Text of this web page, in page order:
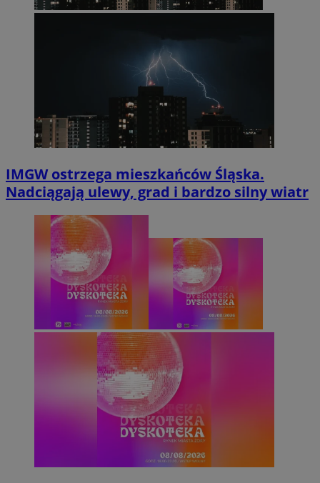
IMGW ostrzega mieszkańców Śląska.
Nadciągają ulewy, grad i bardzo silny wiatr